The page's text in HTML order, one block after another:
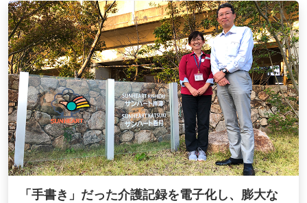
「手書き」だった介護記録を電子化し、膨大な